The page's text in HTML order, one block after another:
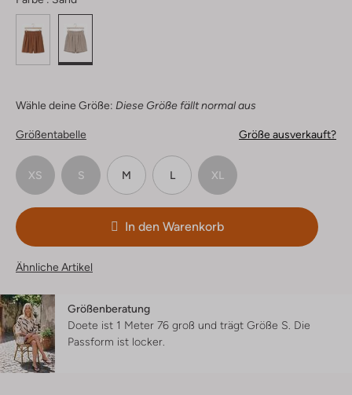
Wähle deine Größe: Diese Größe fällt normal aus
Größentabelle Größe ausverkauft?
XS S M L XL
In den Warenkorb
Ähnliche Artikel
Größenberatung
Doete ist 1 Meter 76 groß und trägt Größe S. Die
Passform ist locker